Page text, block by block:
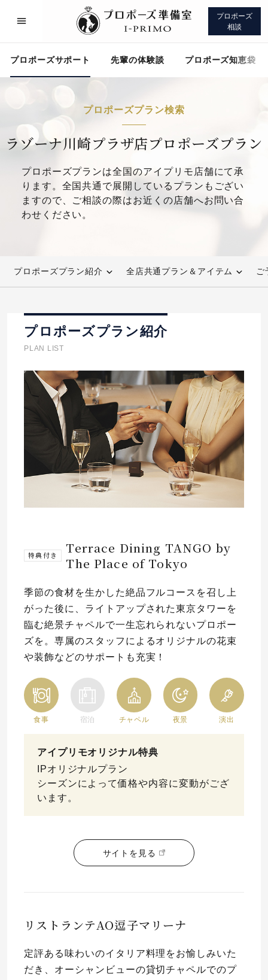
プロポーズ
相談
プロポーズサポート 先輩の体験談 プロポーズ知恵袋
プロポーズプラン検索
ラゾーナ川崎プラザ店プロポーズプラン
プロポーズプランは全国のアイプリモ店舗にて承
ります。全国共通で展開しているプランもござい
ますので、ご相談の際はお近くの店舗へお問い合
わせください。
プロポーズプラン紹介 全店共通プラン＆アイテム ご
プロポーズプラン紹介
PLAN LIST
特典付き
Terrace Dining TANGO by
The Place of Tokyo
季節の食材を生かした絶品フルコースを召し上
がった後に、ライトアップされた東京タワーを
臨む絶景チャペルで一生忘れられないプロポー
ズを。専属のスタッフによるオリジナルの花束
や装飾などのサポートも充実！
食事 宿泊 チャペル 夜景 演出
アイプリモオリジナル特典
IPオリジナルプラン
シーズンによって価格や内容に変動がござ
います。
サイトを見る
リストランテAO逗子マリーナ
定評ある味わいのイタリア料理をお愉しみいた
だき、オーシャンビューの貸切チャペルでのプ
プロポーズサポート 先輩の体験談
プロポーズ知恵袋 アイプリモについて
プロポーズサポートの流れ
スペシャルプロポーズイベント
プロポーズアイテム
おすすめの婚約指輪
パーフェクトプロポーズリング®
プロポーズシチュエーション診断
プロポーズプラン検索
プロポーズ知恵袋
プロポーズ意識調査結果一覧
婚約指輪選び方ガイド
ダイヤモンドの品質とは？
プロポーズの方法
プレゼント
場所
言葉
エピソード
アイプリモについて
ニュース
婚約指輪のご購入と
プロポーズのご相談
I-PRIMO公式オンラインショップ
Follow us on